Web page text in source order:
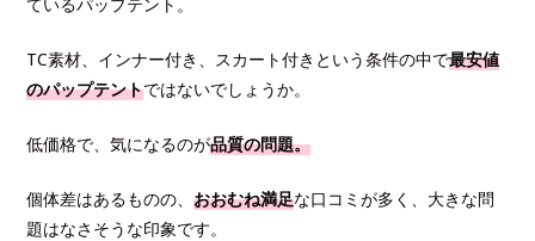
TC素材、インナー付き、スカート付きという条件の中で最安値
のパップテントではないでしょうか。
低価格で、気になるのが品質の問題。
個体差はあるものの、おおむね満足な口コミが多く、大きな問
題はなさそうな印象です。